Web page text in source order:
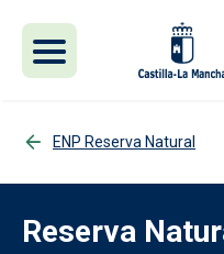
ENP Reserva Natural
Reserva